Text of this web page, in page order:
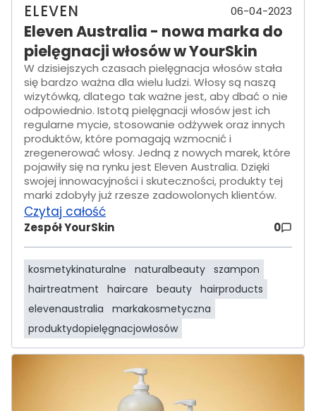
ELEVEN 06-04-2023
Eleven Australia - nowa marka do
pielęgnacji włosów w YourSkin
W dzisiejszych czasach pielęgnacja włosów stała
się bardzo ważna dla wielu ludzi. Włosy są naszą
wizytówką, dlatego tak ważne jest, aby dbać o nie
odpowiednio. Istotą pielęgnacji włosów jest ich
regularne mycie, stosowanie odżywek oraz innych
produktów, które pomagają wzmocnić i
zregenerować włosy. Jedną z nowych marek, które
pojawiły się na rynku jest Eleven Australia. Dzięki
swojej innowacyjności i skuteczności, produkty tej
marki zdobyły już rzesze zadowolonych klientów.
Czytaj całość
Zespół YourSkin 0
kosmetykinaturalne naturalbeauty szampon
hairtreatment
haircare beauty hairproducts
elevenaustralia
markakosmetyczna
produktydopielęgnacjowłosów